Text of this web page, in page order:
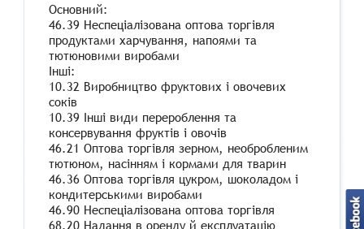
Основний:
46.39 Неспеціалізована оптова торгівля
продуктами харчування, напоями та
тютюновими виробами
Інші:
10.32 Виробництво фруктових і овочевих
соків
10.39 Інші види перероблення та
консервування фруктів і овочів
46.21 Оптова торгівля зерном, необробленим
тютюном, насінням і кормами для тварин
46.36 Оптова торгівля цукром, шоколадом і
кондитерськими виробами
46.90 Неспеціалізована оптова торгівля
68.20 Надання в оренду й експлуатацію